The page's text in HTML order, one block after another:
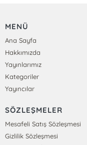
MENÜ
Ana Sayfa
Hakkımızda
Yayınlarımız
Kategoriler
Yayıncılar
SÖZLEŞMELER
Mesafeli Satış Sözleşmesi
Gizlilik Sözleşmesi